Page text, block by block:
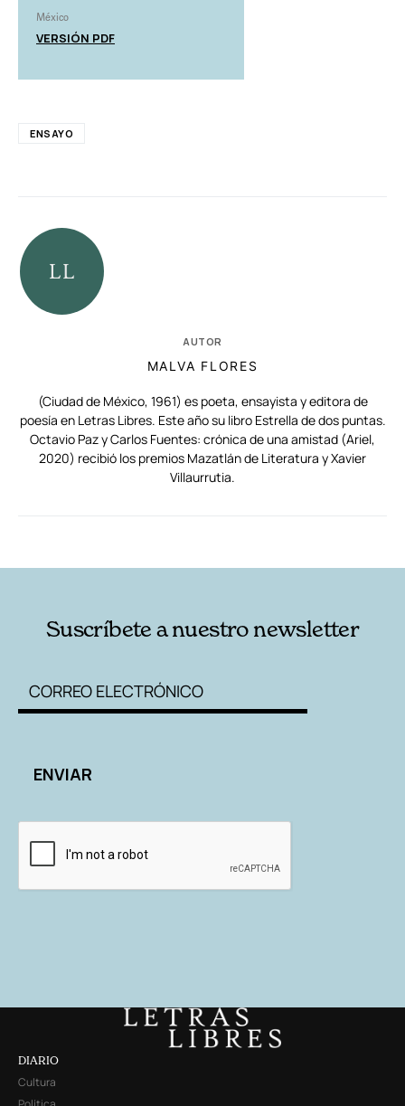
México
VERSIÓN PDF
ENSAYO
AUTOR
MALVA FLORES
(Ciudad de México, 1961) es poeta, ensayista y editora de
poesía en Letras Libres. Este año su libro Estrella de dos puntas.
Octavio Paz y Carlos Fuentes: crónica de una amistad (Ariel,
2020) recibió los premios Mazatlán de Literatura y Xavier
Villaurrutia.
Suscríbete a nuestro newsletter
DIARIO
Cultura